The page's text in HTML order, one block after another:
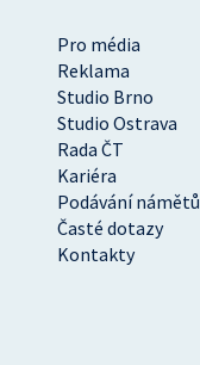
Pro média
Reklama
Studio Brno
Studio Ostrava
Rada ČT
Kariéra
Podávání námětů
Časté dotazy
Kontakty